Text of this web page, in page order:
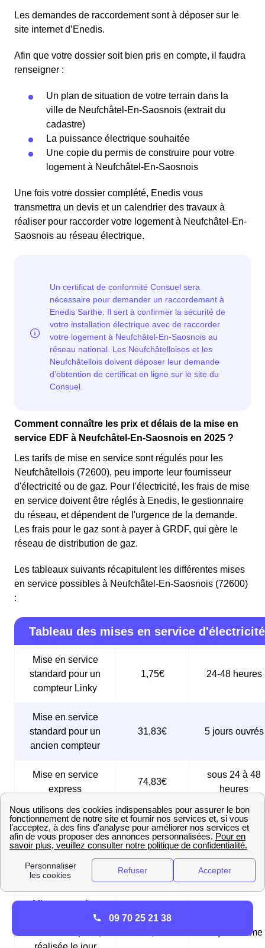
Les demandes de raccordement sont à déposer sur le
site internet d’Enedis.
Afin que votre dossier soit bien pris en compte, il faudra
renseigner :
Un plan de situation de votre terrain dans la
ville de Neufchâtel-En-Saosnois (extrait du
cadastre)
La puissance électrique souhaitée
Une copie du permis de construire pour votre
logement à Neufchâtel-En-Saosnois
Une fois votre dossier complété, Enedis vous
transmettra un devis et un calendrier des travaux à
réaliser pour raccorder votre logement à Neufchâtel-En-
Saosnois au réseau électrique.
Comment connaître les prix et délais de la mise en
service EDF à Neufchâtel-En-Saosnois en 2025 ?
Les tarifs de mise en service sont régulés pour les
Neufchâtellois (72600), peu importe leur fournisseur
d'électricité ou de gaz. Pour l'électricité, les frais de mise
en service doivent être réglés à Enedis, le gestionnaire
du réseau, et dépendent de l'urgence de la demande.
Les frais pour le gaz sont à payer à GRDF, qui gère le
réseau de distribution de gaz.
Les tableaux suivants récapitulent les différentes mises
en service possibles à Neufchâtel-En-Saosnois (72600)
:
Tableau des mises en service d'électricité
Mise en service
standard pour un
compteur Linky
1,75€ 24-48 heures
Mise en service
standard pour un
ancien compteur
31,83€ 5 jours ouvrés
Mise en service
express
74,83€
sous 24 à 48
heures
Mise en service
urgente pour un
compteur Linky,
réalisée le jour
même
61,25€ Le jour même
Mise en service
urgente pour un
Le jour même
09 70 25 21 38